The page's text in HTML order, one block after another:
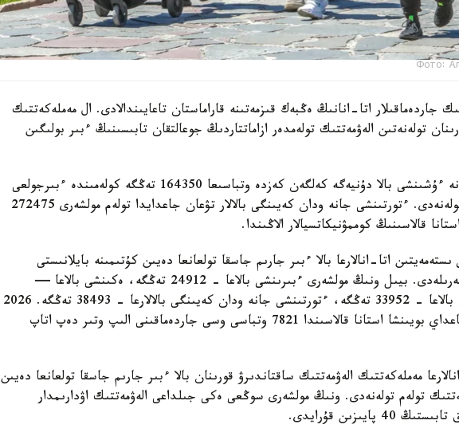
Фото:
جاردەماقىلار اتا-انانىڭ ەڭبەك قىزمەتىنە قاراماستان تاعايىندالادى. ال مەملەكەتتىك
تولەنەتىن الەۋمەتتىك تولەمدەر ازاماتتاردىڭ جوعالتقان تابىسىنىڭ ءبىر بولىگىن
- ءبىرىنشى، ەكىنشى جانە ءۇشىنشى بالا دۇنيەگە كەلگەن كەزدە وتباسىعا 164350 تەڭگە كولەمىندە ءبىرجولعى
مەملەكەتتىك جاردەماقى تولەنەدى. ءتورتىنشى جانە ودان كەيىنگى بالالار تۋعان جاعدايدا تولەم مولشەرى 272475
قالاسىنىڭ كوممۋنيكاتسيالار الاڭىندا.
اتا-انالارعا بالا ءبىر جارىم جاسقا تولعانعا دەيىن كۇتىمىنە بايلانىستى
مەملەكەتتىك جاردەماقى بەرىلەدى. بيىل ونىڭ مولشەرى ءبىرىنشى بالاعا - 24912 تەڭگە، ەكىنشى بالاعا —
29454 تەڭگە، ءۇشىنشى بالاعا - 33952 تەڭگە، ءتورتىنشى جانە ودان كەيىنگى بالالارعا - 38493 تەڭگە. 2026
-جىلعى 1- تامىزداعى جاعداي بويىنشا استانا قالاسىندا 7821 وتباسى وسى جاردەماقىنى الىپ وتىر دەپ اتاپ
مەملەكەتتىك الەۋمەتتىك ساقتاندىرۋ قورىنان بالا ءبىر جارىم جاسقا تولعانعا دەيىن
تولەم تولەنەدى. ونىڭ مولشەرى سوڭعى ەكى جىلداعى الەۋمەتتىك اۋدارىمدار
قۇرايدى.